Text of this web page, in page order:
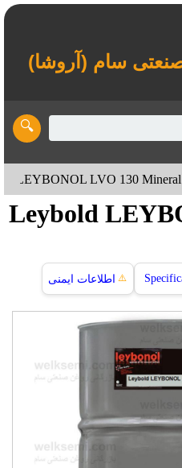
سام (آروشا)
🔍
LEYBONOL LVO 130
Leybold
⚠️ اطلاعات ایمنی